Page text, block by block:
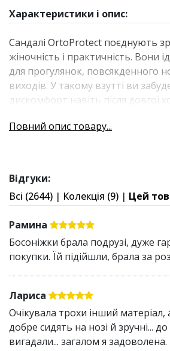
Характеристики і опис:
Сандалі OrtoProtect поєднують
жіночність і практичність. Вони
для прогулянок, повсякденного
виходів. У такому взутті ви
дискомфорт навіть після довгої
Сандалі OrtoProtect дбають про
правильному положенні та
розподіляє навантаження,
ніг
Перехрещені ремінці та
забезпечують комфортну
фіксацію
Еластичний матеріал не
Широка танкетка висотою 4
під час ходьби та не
Підошва з протектором має
зчеплення зі слизькими
Зверніть увагу на додаткові
Повний опис товару...
Відгуки:
Всі (2644) | Колекція (9) | Цей
Рамина
Босоніжки брала подрузі, дуже
покупки. Їй підійшли, брала за
Лариса
Очікувала трохи інший
добре сидять на нозі й зручні...
вигадали... загалом я задоволена.